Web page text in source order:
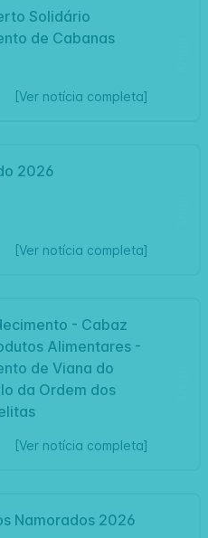
Solidário
de Cabanas
[Ver notícia completa]
2026
[Ver notícia completa]
- Cabaz
Alimentares -
de Viana do
da Ordem dos
[Ver notícia completa]
Namorados 2026